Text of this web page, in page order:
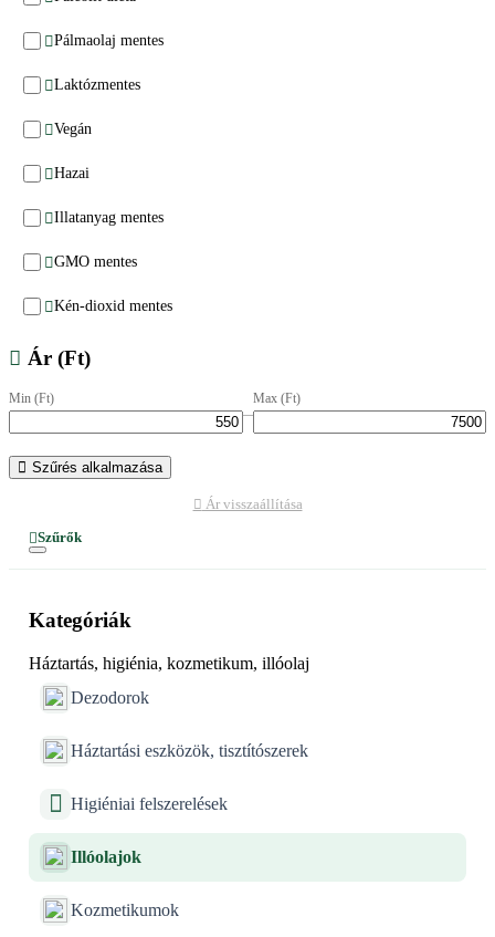
Pálmaolaj mentes
Laktózmentes
Vegán
Hazai
Illatanyag mentes
GMO mentes
Kén-dioxid mentes
Ár (Ft)
Min (Ft)
–
Max (Ft)
Szűrés alkalmazása
Ár visszaállítása
Szűrők
Kategóriák
Háztartás, higiénia, kozmetikum, illóolaj
Dezodorok
Háztartási eszközök, tisztítószerek
Higiéniai felszerelések
Illóolajok
Kozmetikumok